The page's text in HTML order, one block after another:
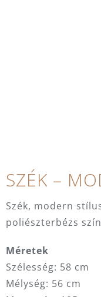
SZÉK –
Szék, modern
poliészterbézs
Méretek
Szélesség: 58 cm
Mélység: 56 cm